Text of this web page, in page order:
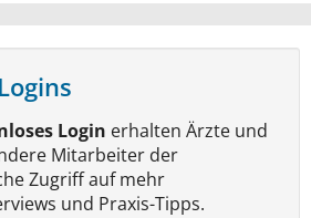
Login erhalten Ärzte und
Mitarbeiter der
Zugriff auf mehr
und Praxis-Tipps.